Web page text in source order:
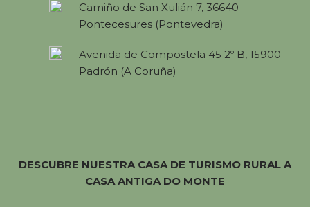
Camiño de San Xulián 7, 36640 –
Pontecesures (Pontevedra)
Avenida de Compostela 45 2º B, 15900
Padrón (A Coruña)
DESCUBRE NUESTRA CASA DE TURISMO RURAL A
CASA ANTIGA DO MONTE